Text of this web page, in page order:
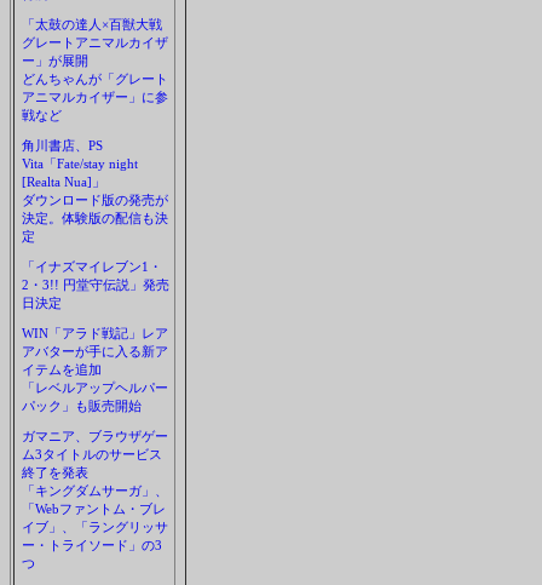
「太鼓の達人×百獣大戦
グレートアニマルカイザ
ー」が展開
どんちゃんが「グレート
アニマルカイザー」に参
戦など
角川書店、PS
Vita「Fate/stay night
[Realta Nua]」
ダウンロード版の発売が
決定。体験版の配信も決
定
「イナズマイレブン1・
2・3!! 円堂守伝説」発売
日決定
WIN「アラド戦記」レア
アバターが手に入る新ア
イテムを追加
「レベルアップヘルパー
パック」も販売開始
ガマニア、ブラウザゲー
ム3タイトルのサービス
終了を発表
「キングダムサーガ」、
「Webファントム・ブレ
イブ」、「ラングリッサ
ー・トライソード」の3
つ